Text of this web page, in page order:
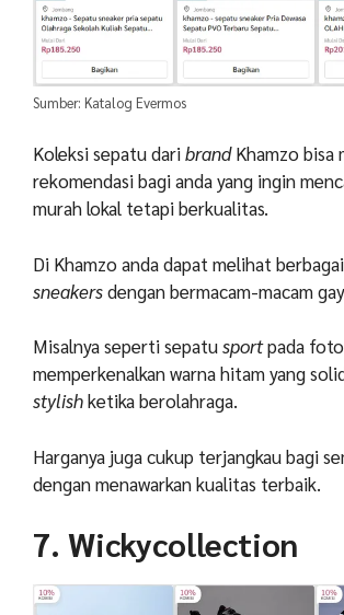
Sumber: Katalog Evermos
Koleksi sepatu daribrandKhamzo bisa
rekomendasi bagi anda yang ingin
murah lokal tetapi berkualitas.
Di Khamzo anda dapat melihat
sneakersdengan bermacam-macam
Misalnya seperti sepatusportpada
memperkenalkan warna hitam yang
stylishketika berolahraga.
Harganya juga cukup terjangkau bagi
dengan menawarkan kualitas terbaik.
7. Wickycollection